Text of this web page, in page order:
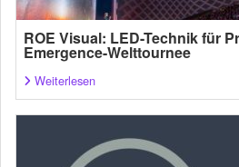
ROE Visual: LED-Technik für
Emergence-Welttournee
Weiterlesen